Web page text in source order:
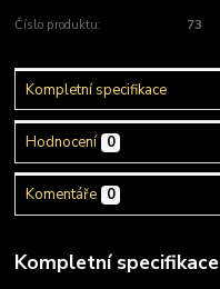
Číslo produktu: 73
Kompletní specifikace
Hodnocení 0
Komentáře 0
Kompletní specifikace